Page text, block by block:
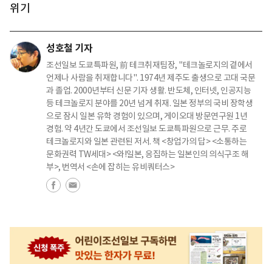
위기
성호철 기자
조선일보 도쿄특파원, 前 테크취재팀장, "테크놀로지의 곁에서
언제나 사람을 취재합니다". 1974년 제주도 출생으로 고대 국문
과 졸업. 2000년부터 신문 기자 생활. 반도체, 인터넷, 인공지능
등 테크놀로지 분야를 20년 넘게 취재. 일본 정부의 국비 장학생
으로 잠시 일본 유학 경험이 있으며, 게이오대 방문연구원 1년
경험. 약 4년간 도쿄에서 조선일보 도쿄특파원으로 근무. 주로
테크놀로지와 일본 관련된 저서. 책 <창업가의 답> <소통하는
문화권력 TW세대> <와!일본, 응집하는 일본인의 의식구조 해
부>, 번역서 <손에 잡히는 유비쿼터스>